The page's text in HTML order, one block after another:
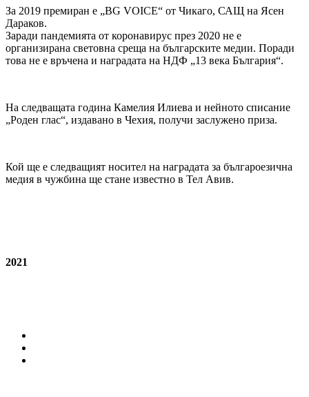
За 2019 премиран е „BG VOICE“ от Чикаго, САЩ на Ясен
Дараков.
Заради пандемията от коронавирус през 2020 не е
организирана световна среща на българските медии. Поради
това не е връчена и наградата на НДФ „13 века България“.
На следващата година Камелия Илиева и нейното списание
„Роден глас“, издавано в Чехия, получи заслужено приза.
Кой ще е следващият носител на наградата за българоезична
медия в чужбина ще стане известно в Тел Авив.
2021